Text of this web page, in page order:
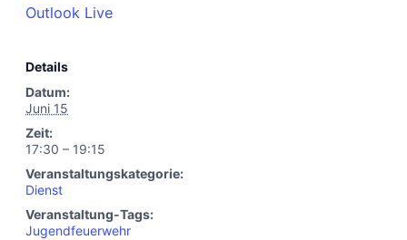
Outlook Live
Details
Datum:
Juni 15
Zeit:
17:30 – 19:15
Veranstaltungskategorie:
Dienst
Veranstaltung-Tags:
Jugendfeuerwehr